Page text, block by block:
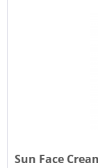
Sun Face